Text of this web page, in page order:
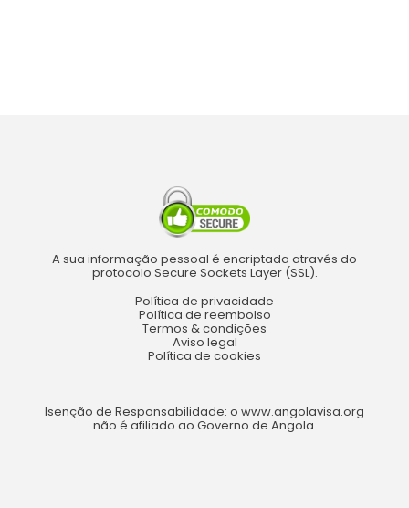
A sua informação pessoal é encriptada através do
protocolo Secure Sockets Layer (SSL).
Política de privacidade
Política de reembolso
Termos & condições
Aviso legal
Política de cookies
Isenção de Responsabilidade: o www.angolavisa.org
não é afiliado ao Governo de Angola.